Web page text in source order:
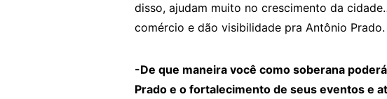
disso, ajudam muito no crescimento da
comércio e dão visibilidade pra Antônio Prado.
-De que maneira você como soberana
Prado e o fortalecimento de seus eventos e